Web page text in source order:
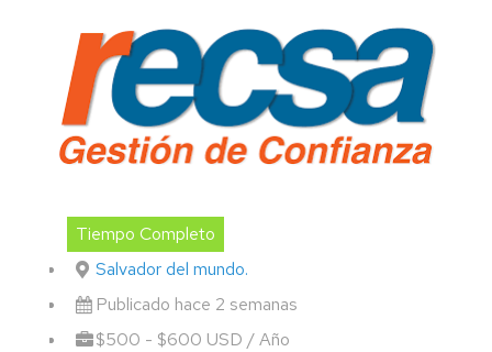
Tiempo Completo
Salvador del mundo.
Publicado hace 2 semanas
$500 - $600 USD / Año